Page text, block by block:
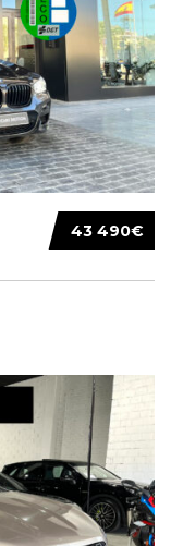
43 490€